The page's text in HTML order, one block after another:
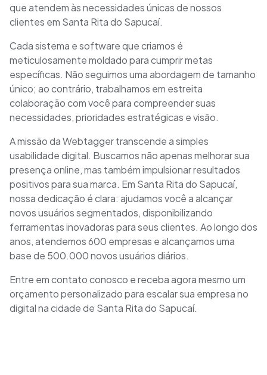
que atendem às necessidades únicas de nossos
clientes em Santa Rita do Sapucaí.
Cada sistema e software que criamos é
meticulosamente moldado para cumprir metas
específicas. Não seguimos uma abordagem de tamanho
único; ao contrário, trabalhamos em estreita
colaboração com você para compreender suas
necessidades, prioridades estratégicas e visão.
A missão da Webtagger transcende a simples
usabilidade digital. Buscamos não apenas melhorar sua
presença online, mas também impulsionar resultados
positivos para sua marca. Em Santa Rita do Sapucaí,
nossa dedicação é clara: ajudamos você a alcançar
novos usuários segmentados, disponibilizando
ferramentas inovadoras para seus clientes. Ao longo dos
anos, atendemos 600 empresas e alcançamos uma
base de 500.000 novos usuários diários.
Entre em contato conosco e receba agora mesmo um
orçamento personalizado para escalar sua empresa no
digital na cidade de Santa Rita do Sapucaí.